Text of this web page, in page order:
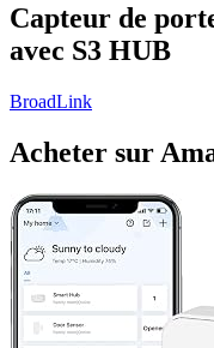
Capteur de
avec S3 HUB
BroadLink
Acheter sur